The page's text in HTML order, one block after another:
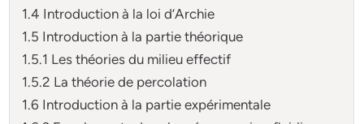
1.4 Introduction à la loi d’Archie
1.5 Introduction à la partie théorique
1.5.1 Les théories du milieu effectif
1.5.2 La théorie de percolation
1.6 Introduction à la partie expérimentale